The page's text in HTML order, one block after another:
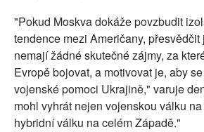
"Pokud Moskva dokáže povzbudit
tendence mezi Američany,
nemají žádné skutečné zájmy, za
Evropě bojovat, a motivovat je, aby
vojenské pomoci Ukrajině," varuje
mohl vyhrát nejen vojenskou válku
hybridní válku na celém Západě."